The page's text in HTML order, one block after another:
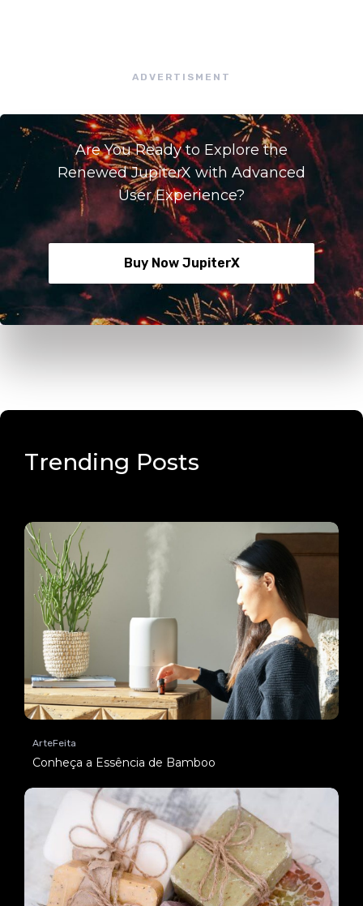
ADVERTISMENT
Are You Ready to Explore the
Renewed JupiterX with Advanced
User Experience?
Buy Now JupiterX
Trending Posts
ArteFeita
Conheça a Essência de Bamboo